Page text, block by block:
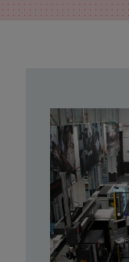
Centro
Centro de
3SS con
Centro
Centro
Centro de